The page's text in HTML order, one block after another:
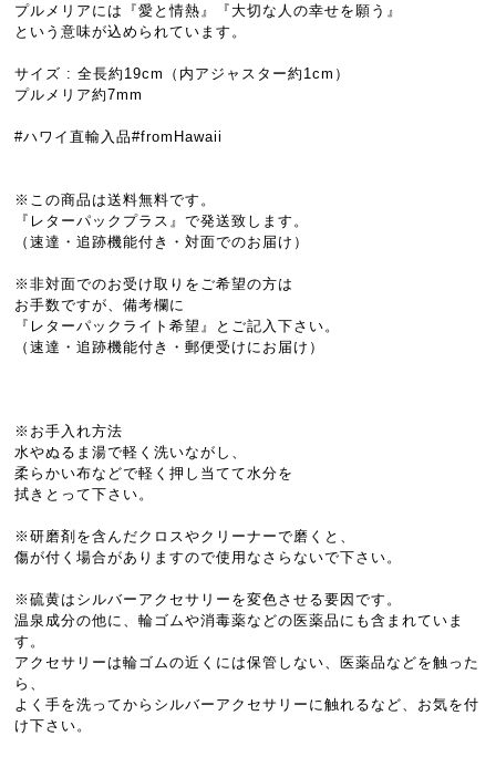
プルメリアには『愛と情熱』『大切な人の幸せを願う』
という意味が込められています。
サイズ : 全長約19cm（内アジャスター約1cm）
プルメリア約7mm
#ハワイ直輸入品#fromHawaii
※この商品は送料無料です。
『レターパックプラス』で発送致します。
（速達・追跡機能付き・対面でのお届け）
※非対面でのお受け取りをご希望の方は
お手数ですが、備考欄に
『レターパックライト希望』とご記入下さい。
（速達・追跡機能付き・郵便受けにお届け）
※お手入れ方法
水やぬるま湯で軽く洗いながし、
柔らかい布などで軽く押し当てて水分を
拭きとって下さい。
※研磨剤を含んだクロスやクリーナーで磨くと、
傷が付く場合がありますので使用なさらないで下さい。
※硫黄はシルバーアクセサリーを変色させる要因です。
温泉成分の他に、輪ゴムや消毒薬などの医薬品にも含まれていま
す。
アクセサリーは輪ゴムの近くには保管しない、医薬品などを触った
ら、
よく手を洗ってからシルバーアクセサリーに触れるなど、お気を付
け下さい。